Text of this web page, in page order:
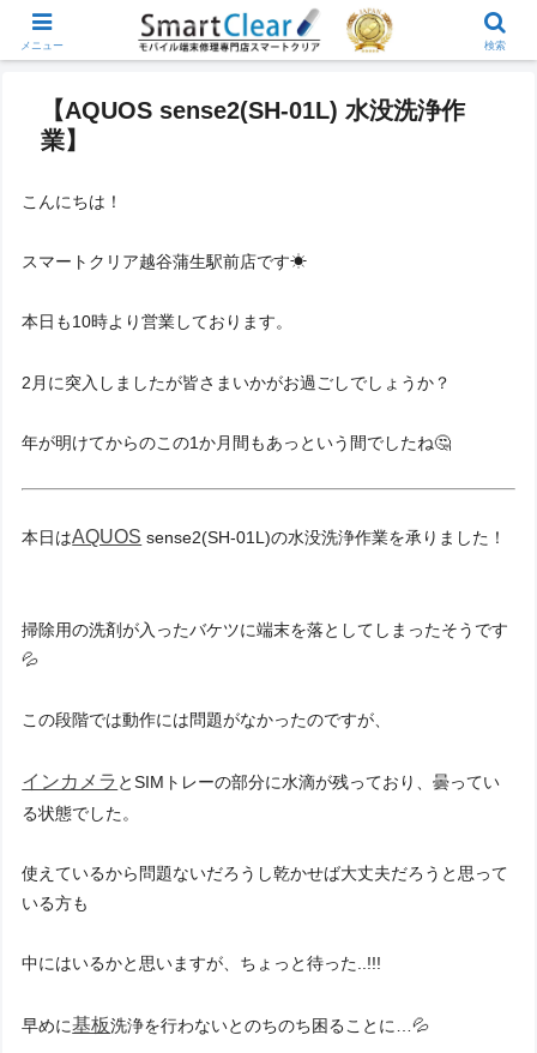
【AQUOS sense2(SH-01L) 水没洗浄作
業】
こんにちは！
スマートクリア越谷蒲生駅前店です☀
本日も10時より営業しております。
2月に突入しましたが皆さまいかがお過ごしでしょうか？
年が明けてからのこの1か月間もあっという間でしたね🤔
本日はAQUOS sense2(SH-01L)の水没洗浄作業を承りました！
掃除用の洗剤が入ったバケツに端末を落としてしまったそうです
💦
この段階では動作には問題がなかったのですが、
インカメラ とSIMトレーの部分に水滴が残っており、曇ってい
る状態でした。
使えているから問題ないだろうし乾かせば大丈夫だろうと思って
いる方も
中にはいるかと思いますが、ちょっと待った..!!!
早めに基板洗浄を行わないとのちのち困ることに…💦
メニュー 検索